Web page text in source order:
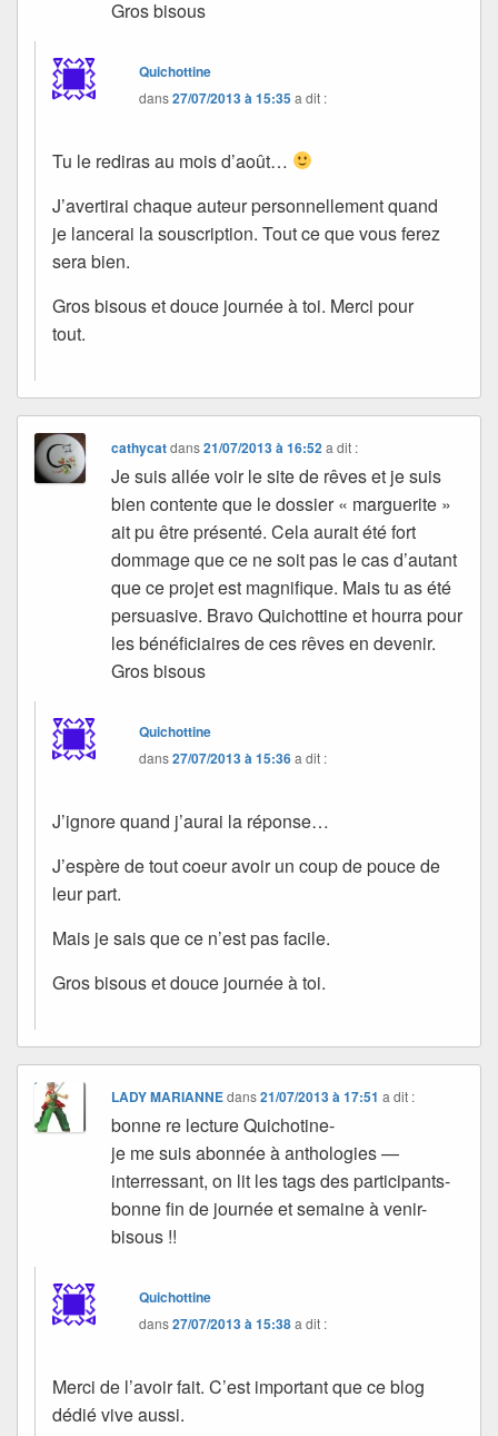
Gros bisous
Quichottine
dans27/07/2013 à 15:35a dit :
Tu le rediras au mois d’août…
J’avertirai chaque auteur personnellement quand
je lancerai la souscription. Tout ce que vous ferez
sera bien.
Gros bisous et douce journée à toi. Merci pour
tout.
cathycatdans21/07/2013 à 16:52 a dit :
Je suis allée voir le site de rêves et je suis
bien contente que le dossier « marguerite »
ait pu être présenté. Cela aurait été fort
dommage que ce ne soit pas le cas d’autant
que ce projet est magnifique. Mais tu as été
persuasive. Bravo Quichottine et hourra pour
les bénéficiaires de ces rêves en devenir.
Gros bisous
Quichottine
dans27/07/2013 à 15:36a dit :
J’ignore quand j’aurai la réponse…
J’espère de tout coeur avoir un coup de pouce de
leur part.
Mais je sais que ce n’est pas facile.
Gros bisous et douce journée à toi.
LADY MARIANNEdans21/07/2013 à 17:51 a dit :
bonne re lecture Quichotine-
je me suis abonnée à anthologies —
interressant, on lit les tags des participants-
bonne fin de journée et semaine à venir-
bisous !!
Quichottine
dans27/07/2013 à 15:38a dit :
Merci de l’avoir fait. C’est important que ce blog
dédié vive aussi.